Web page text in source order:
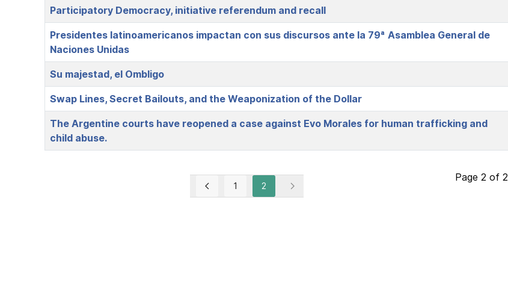
Participatory Democracy, initiative referendum and recall
Presidentes latinoamericanos impactan con sus discursos ante la 79ª Asamblea General de
Naciones Unidas
Su majestad, el Ombligo
Swap Lines, Secret Bailouts, and the Weaponization of the Dollar
The Argentine courts have reopened a case against Evo Morales for human trafficking and
child abuse.
Page 2 of 2
1 2